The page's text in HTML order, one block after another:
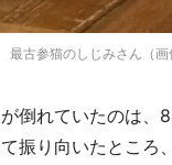
最古参猫のしじみさん（
倒れていたのは
振り向いたところ